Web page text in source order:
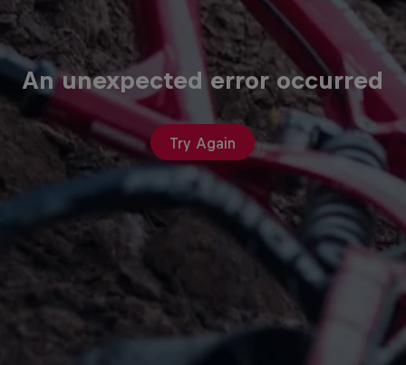
An unexpected error occurred
Try Again